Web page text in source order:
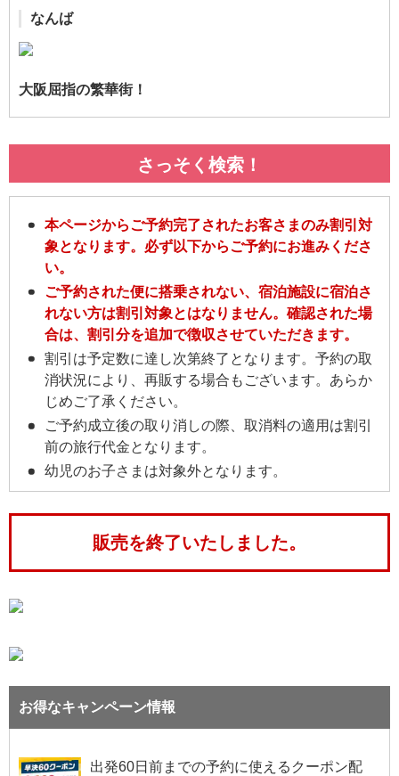
なんば
大阪屈指の繁華街！
さっそく検索！
本ページからご予約完了されたお客さまのみ割引対
象となります。必ず以下からご予約にお進みくださ
い。
ご予約された便に搭乗されない、宿泊施設に宿泊さ
れない方は割引対象とはなりません。確認された場
合は、割引分を追加で徴収させていただきます。
割引は予定数に達し次第終了となります。予約の取
消状況により、再販する場合もございます。あらか
じめご了承ください。
ご予約成立後の取り消しの際、取消料の適用は割引
前の旅行代金となります。
幼児のお子さまは対象外となります。
販売を終了いたしました。
お得なキャンペーン情報
出発60日前までの予約に使えるクーポン配